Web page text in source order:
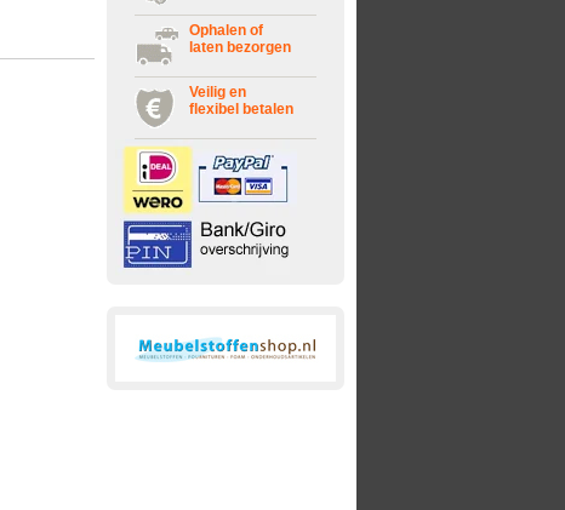
Ophalen of
laten bezorgen
Veilig en
flexibel betalen